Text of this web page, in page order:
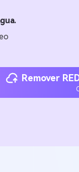
Remover